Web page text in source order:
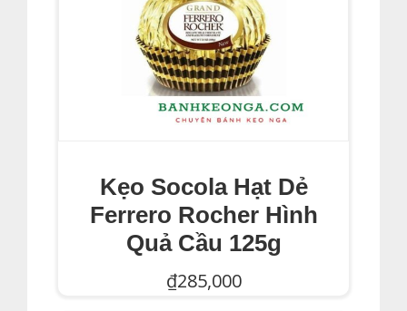
Kẹo Socola Hạt Dẻ
Ferrero Rocher Hình
Quả Cầu 125g
₫285,000